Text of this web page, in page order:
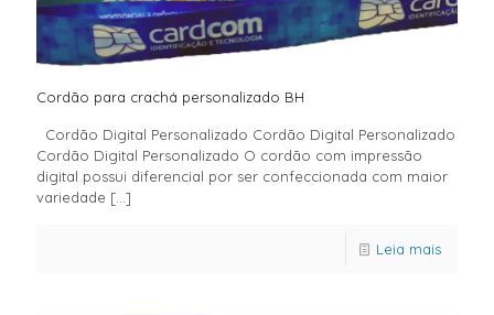
Cordão para crachá personalizado BH
Cordão Digital Personalizado Cordão Digital Personalizado
Cordão Digital Personalizado O cordão com impressão
digital possui diferencial por ser confeccionada com maior
variedade […]
Leia mais